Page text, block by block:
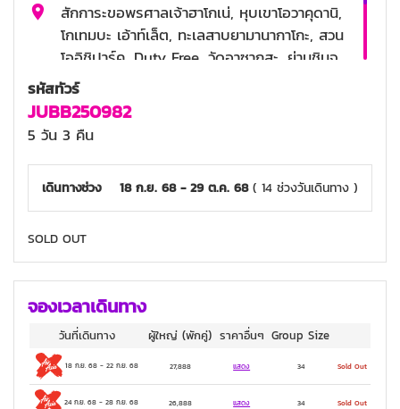
สักการะขอพรศาลเจ้าฮาโกเน่, หุบเขาโอวาคุดานิ,
โกเทมบะ เอ้าท์เล็ต, ทะเลสาบยามานากาโกะ, สวน
โออิชิปาร์ค, Duty Free, วัดอาซากุสะ, ย่านชินจู
กุ,
บุฟเฟ่ต์ขาปู
3 ดาว
รหัสทัวร์
JUBB250982
5 วัน 3 คืน
เดินทางช่วง 18 ก.ย. 68 - 29 ต.ค. 68( 14 ช่วงวันเดินทาง )
SOLD OUT
จองเวลาเดินทาง
วันที่เดินทาง ผู้ใหญ่(พักคู่) ราคาอื่นๆ Group Size
18 ก.ย. 68- 22 ก.ย. 68 27,888 แสดง 34 Sold Out
24 ก.ย. 68 -28 ก.ย. 68 26,888 แสดง 34 Sold Out